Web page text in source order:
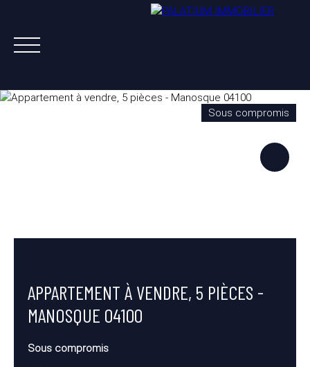
Sous compromis
APPARTEMENT À VENDRE, 5 PIÈCES -
MANOSQUE 04100
Sous compromis